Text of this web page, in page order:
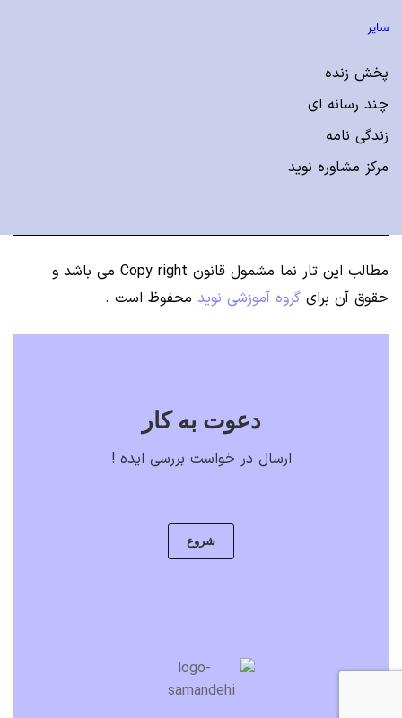
سایر
پخش زنده
چند رسانه ای
زندگی نامه
مرکز مشاوره نوید
مطالب این تار نما مشمول قانون Copy right می باشد
و
حقوق آن برای گروه آموزشی نوید محفوظ است .
دعوت به کار
ارسال در خواست بررسی ایده !
شروع